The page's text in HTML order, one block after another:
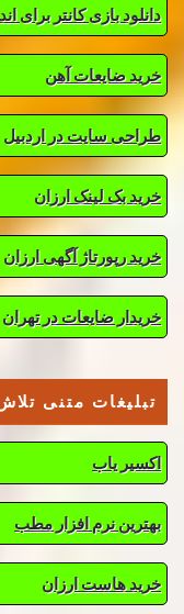
دانلود بازی کانتر برای
خرید ضایعات آهن
طراحی سایت در اردبیل
خرید بک لینک ارزان
خرید رپورتاژ آگهی ارزان
خریدار ضایعات در تهران
تبلیغات متنی
اکسیر یاب
بهترین نرم افزار مطب
خرید هاست ارزان